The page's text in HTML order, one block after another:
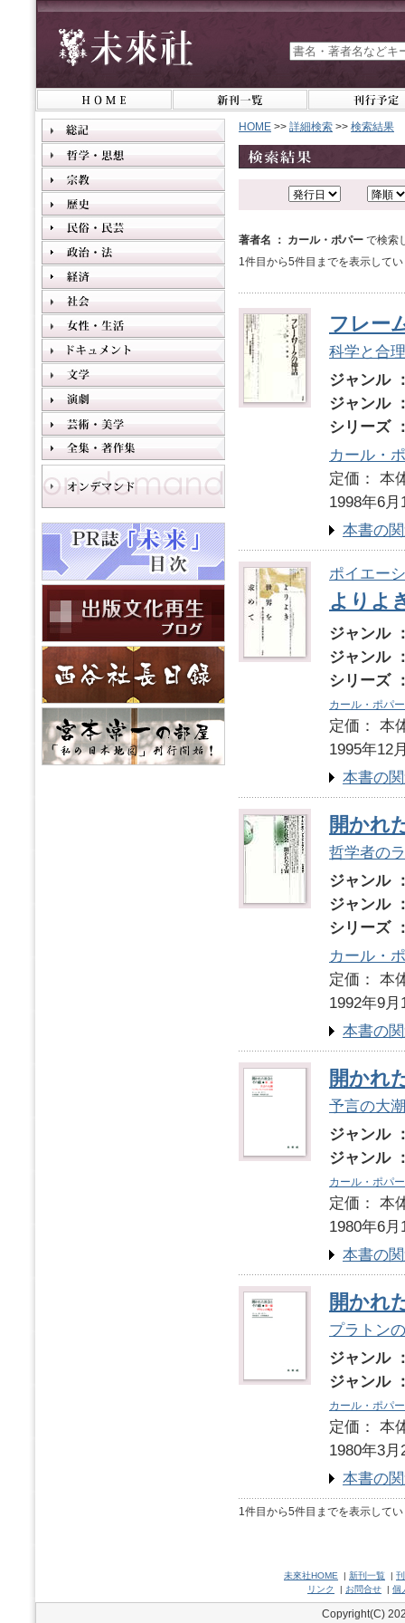
HOME >> 詳細検索 >> 検索結果
著者名 ： カール・ポパー で検索
1件目から5件目までを表示して
フレー
科学と合
ジャンル
ジャンル
シリーズ
カール・
定価：
1998年6月
本書の
ポイエー
よりよ
ジャンル
ジャンル
シリーズ
カール・ポパー
定価：
1995年12
本書の
開かれ
哲学者の
ジャンル
ジャンル
シリーズ
カール・
定価：
1992年9月
本書の
開かれ
予言の大
ジャンル
ジャンル
カール・ポパー
定価：
1980年6月
本書の
開かれ
プラトン
ジャンル
ジャンル
カール・ポパー
定価：
1980年3月
本書の
1件目から5件目までを表示して
未來社HOME | 新刊一覧 |
リンク
| お問合せ | 個
Copyright(C)